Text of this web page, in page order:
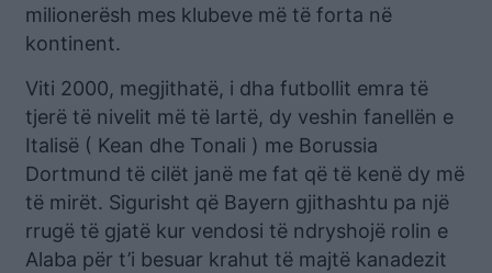
milionerësh mes klubeve më të forta në
kontinent.
Viti 2000, megjithatë, i dha futbollit emra të
tjerë të nivelit më të lartë, dy veshin fanellën e
Italisë ( Kean dhe Tonali ) me Borussia
Dortmund të cilët janë me fat që të kenë dy më
të mirët. Sigurisht që Bayern gjithashtu pa një
rrugë të gjatë kur vendosi të ndryshojë rolin e
Alaba për t’i besuar krahut të majtë kanadezit